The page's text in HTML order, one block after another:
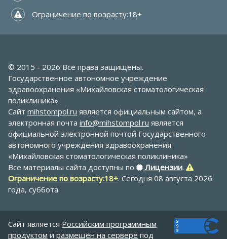
Ограничение по возрасту:18+
© 2015 - 2026 Все права защищены.
Государственное автономное учреждение
здравоохранения «Михайловская стоматологическая
поликлиника»
Сайт mihstompol.ru является официальным сайтом, а
электронная почта info@mihstompol.ru является
официальной электронной почтой Государственного
автономного учреждения здравоохранения
«Михайловская стоматологическая поликлиника»
Все материалы сайта доступны по
Лицензии.
Ограничение по возрасту:18+. Сегодня 08 августа 2026
года, суббота
Сайт является Российским программным
продуктом и размещён на сервере под